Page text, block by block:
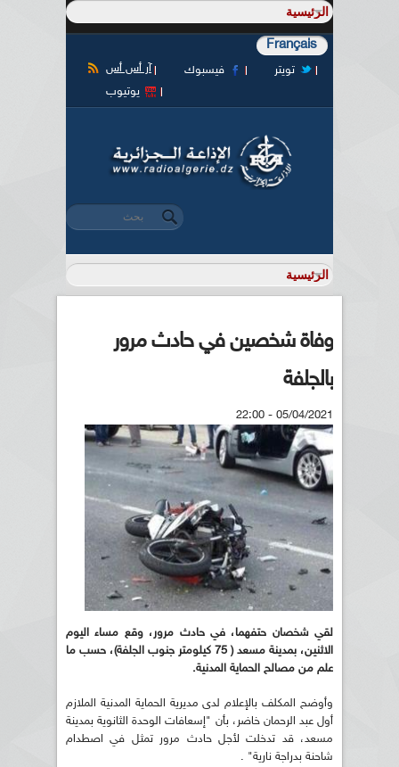
Français
آر أس أس فيسبوك
تويتر
يوتيوب
استمارة البحث
‏بحث ‏
وفاة شخصين في حادث مرور
بالجلفة
05/04/2021 - 22:00
لقي شخصان حتفهما، في حادث مرور، وقع مساء اليوم
الاثنين، بمدينة مسعد ( 75 كيلومتر جنوب الجلفة)، حسب ما
علم من مصالح الحماية المدنية.
وأوضح المكلف بالإعلام لدى مديرية الحماية المدنية الملازم
أول عبد الرحمان خاضر، بأن "إسعافات الوحدة الثانوية بمدينة
مسعد، قد تدخلت لأجل حادث مرور تمثل في اصطدام
شاحنة بدراجة نارية" .